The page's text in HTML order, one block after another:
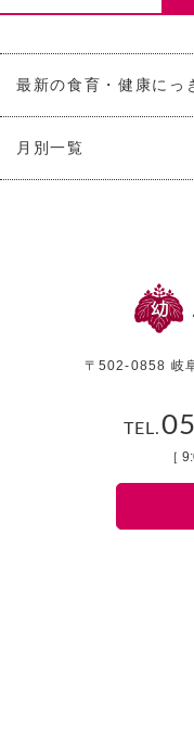
最新の食育・健康にっ
月別一覧
〒502-0858 岐
TEL.
［